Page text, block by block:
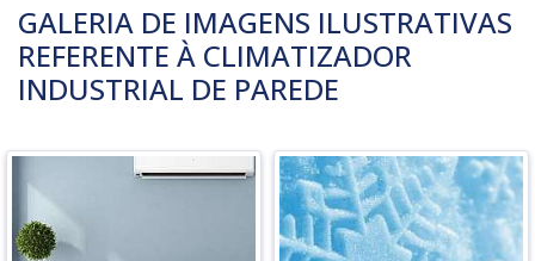
GALERIA DE IMAGENS ILUSTRATIVAS
REFERENTE À CLIMATIZADOR
INDUSTRIAL DE PAREDE